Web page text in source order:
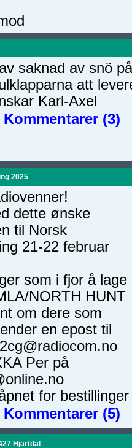
saknad av snö
att
Karl-Axel
Kommentarer (3)
2025
dette ønske
til Norsk
21-22 februar
som i fjor å lage
NORTH HUNT
om dere som
en epost til
Per på
for
Kommentarer (5)
Hjartdal